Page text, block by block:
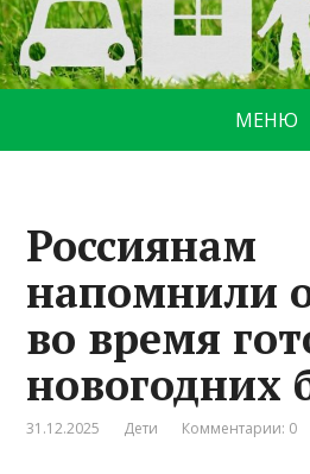
МЕНЮ
Россиянам
напомнили
во время
новогодних
31.12.2025 Дети Комментарии: 0